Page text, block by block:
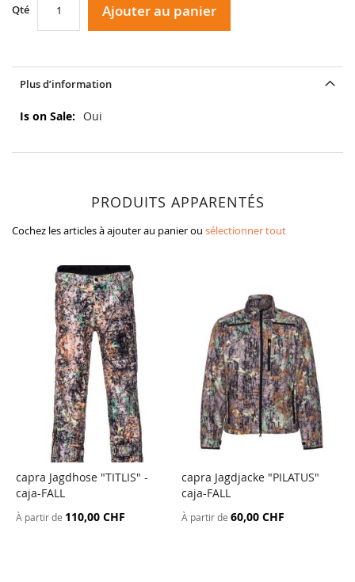
Qté Ajouter au panier
Plus d’information
Plus
Oui
PRODUITS APPARENTÉS
Cochez les articles à ajouter au panier ou sélectionner tout
AJOUTER
AU
capra Jagdhose "TITLIS" -
caja-FALL
À partir de 110,00 CHF
AJOUTER
AU
capra Jagdjacke "PILATUS"
caja-FALL
À partir de 60,00 CHF